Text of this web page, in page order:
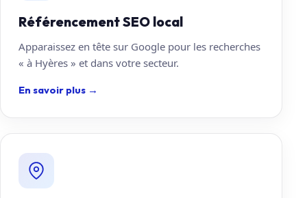
Référencement SEO local
Apparaissez en tête sur Google pour les recherches
« à Hyères » et dans votre secteur.
En savoir plus →